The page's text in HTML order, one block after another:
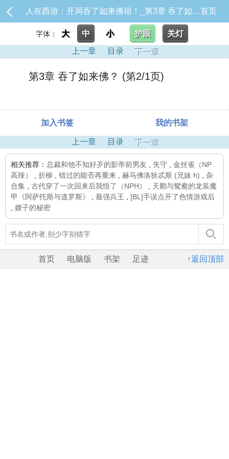
人在西游：开局吞了如来佛祖！_第3章 吞了如来佛？首页
字体： 大 中 小 护眼
关灯
上一章
目录 下一章
第3章 吞了如来佛？ (第2/1页)
加入书签 我的书架
上一章 目录 下一章
相关推荐： 总裁和他不知好歹的影帝前男友 失守
金丝雀（NP
高辣）
折柳 错过的能否再重来 赫马佛洛狄忒斯 (兄妹 h)
杂
合集
古代穿了一次回来后我悟了（NPH）
天鹅与鸳鸯的龙装魔
甲《阿萨托斯与道罗斯》
最强兵王
[BL]手误点开了色情游戏后
嫂子的秘密
↑返回顶部
首页 电脑版 书架 足迹